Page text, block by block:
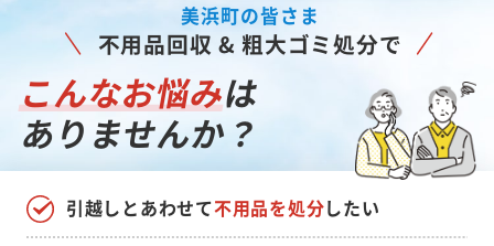
美浜町の皆さま
不用品回収 & 粗大ゴミ処分で
こんなお悩みは
ありませんか？
引越しとあわせて不用品を処分したい